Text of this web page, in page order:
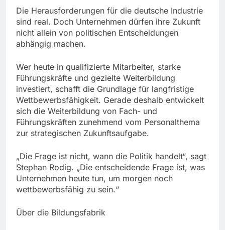
Die Herausforderungen für die deutsche Industrie
sind real. Doch Unternehmen dürfen ihre Zukunft
nicht allein von politischen Entscheidungen
abhängig machen.
Wer heute in qualifizierte Mitarbeiter, starke
Führungskräfte und gezielte Weiterbildung
investiert, schafft die Grundlage für langfristige
Wettbewerbsfähigkeit. Gerade deshalb entwickelt
sich die Weiterbildung von Fach- und
Führungskräften zunehmend vom Personalthema
zur strategischen Zukunftsaufgabe.
„Die Frage ist nicht, wann die Politik handelt“, sagt
Stephan Rodig. „Die entscheidende Frage ist, was
Unternehmen heute tun, um morgen noch
wettbewerbsfähig zu sein.“
Über die Bildungsfabrik